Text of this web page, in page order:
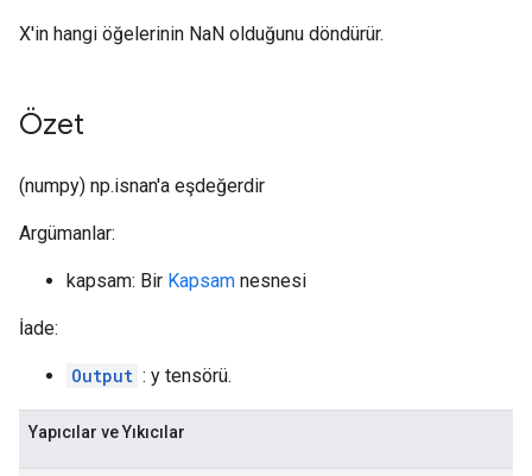
X'in hangi öğelerinin NaN olduğunu döndürür.
Özet
(numpy) np.isnan'a eşdeğerdir
Argümanlar:
kapsam: Bir Kapsam nesnesi
İade:
Output : y tensörü.
Yapıcılar ve Yıkıcılar